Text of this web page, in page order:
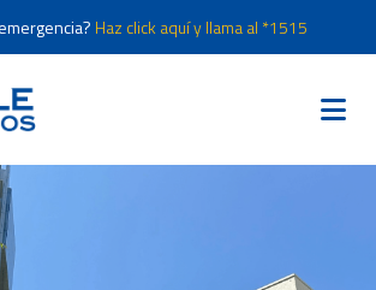
Haz click aquí y llama al *1515